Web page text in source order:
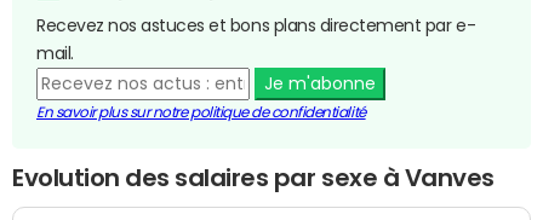
Recevez nos astuces et bons plans directement par e-
mail.
Je m'abonne
En savoir plus sur notre politique de confidentialité
Evolution des salaires par sexe à Vanves